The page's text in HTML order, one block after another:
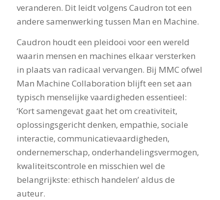
veranderen. Dit leidt volgens Caudron tot een
andere samenwerking tussen Man en Machine.
Caudron houdt een pleidooi voor een wereld
waarin mensen en machines elkaar versterken
in plaats van radicaal vervangen. Bij MMC ofwel
Man Machine Collaboration blijft een set aan
typisch menselijke vaardigheden essentieel:
‘Kort samengevat gaat het om creativiteit,
oplossingsgericht denken, empathie, sociale
interactie, communicatievaardigheden,
ondernemerschap, onderhandelingsvermogen,
kwaliteitscontrole en misschien wel de
belangrijkste: ethisch handelen’ aldus de
auteur.